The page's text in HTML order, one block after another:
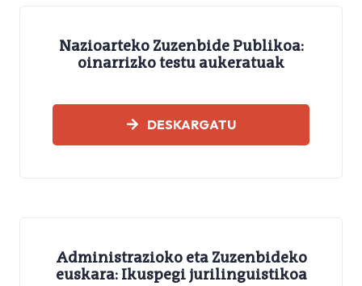
Nazioarteko Zuzenbide Publikoa:
oinarrizko testu aukeratuak
DESKARGATU
Administrazioko eta Zuzenbideko
euskara: Ikuspegi jurilinguistikoa